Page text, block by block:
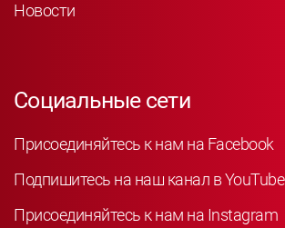
Новости
Социальные сети
Присоединяйтесь к нам на Facebook
Подпишитесь на наш канал в YouTube
Присоединяйтесь к нам на Instagram